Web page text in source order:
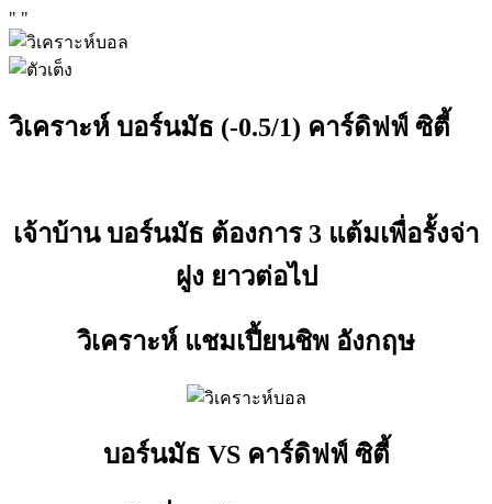
" "
วิเคราะห์ บอร์นมัธ (-0.5/1) คาร์ดิฟฟ์ ซิตี้
เจ้าบ้าน บอร์นมัธ ต้องการ 3 แต้มเพื่อรั้งจ่า
ฝูง ยาวต่อไป
วิเคราะห์ แชมเปี้ยนชิพ อังกฤษ
บอร์นมัธ VS คาร์ดิฟฟ์ ซิตี้